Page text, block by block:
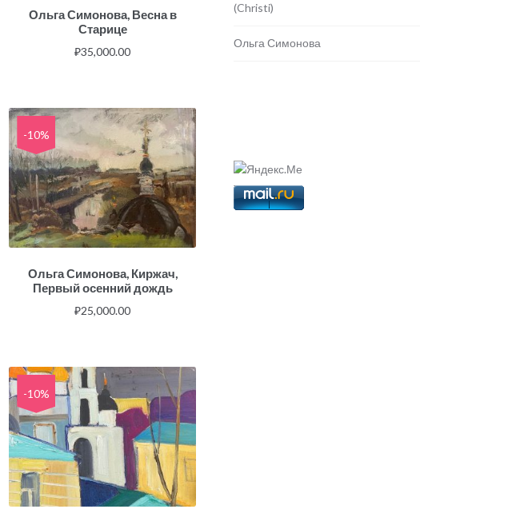
Ольга Симонова, Весна в
Старице
₽35,000.00
-10%
Ольга Симонова, Киржач,
Первый осенний дождь
₽25,000.00
-10%
(Christi)
Ольга Симонова